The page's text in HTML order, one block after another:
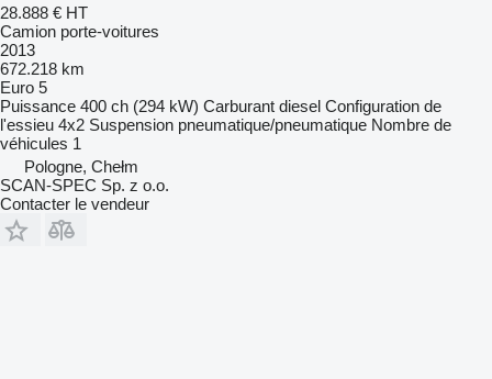
28.888 € HT
Camion porte-voitures
2013
672.218 km
Euro 5
Puissance 400 ch (294 kW) Carburant diesel Configuration de
l'essieu 4x2 Suspension pneumatique/pneumatique Nombre de
véhicules 1
Pologne, Chełm
SCAN-SPEC Sp. z o.o.
Contacter le vendeur